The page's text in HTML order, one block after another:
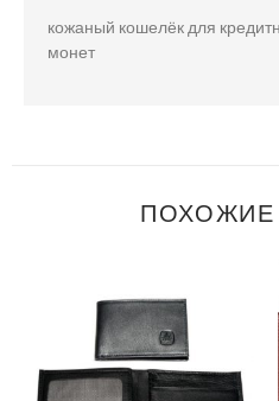
кожаный кошелёк для
монет
ПОХОЖИЕ